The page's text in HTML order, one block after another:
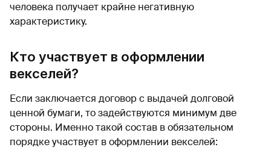
человека получает крайне негативную
характеристику.
Кто участвует в оформлении
векселей?
Если заключается договор с выдачей долговой
ценной бумаги, то задействуются минимум две
стороны. Именно такой состав в обязательном
порядке участвует в оформлении векселей: